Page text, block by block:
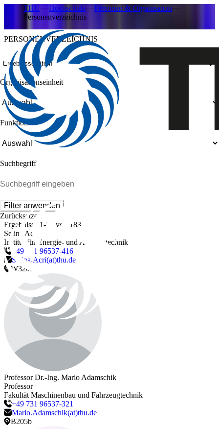
THU Hochschule
Personen & Organisation
Personenverzeichnis
PERSONENVERZEICHNIS
Ergebnisse filtern
Organisationseinheit
Funktion
Suchbegriff
Filter anwenden
Zurücksetzen
Ergebnisse 1-12 von 183
Selina
Acri
Institut für Energie- und Antriebstechnik
+49 731 96537-416
Selina.Acri(at)thu.de
W3203
Professor Dr.-Ing. MarioAdamschik
Professor
Fakultät Maschinenbau und Fahrzeugtechnik
+49 731 96537-321
Mario.Adamschik(at)thu.de
B205b